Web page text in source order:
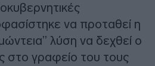
να προταθεί η
λύση να δεχθεί ο
στο γραφείο του τους